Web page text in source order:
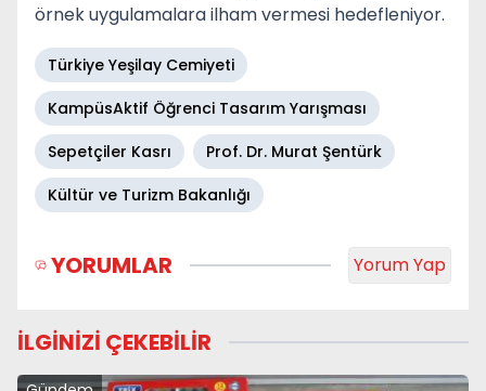
örnek uygulamalara ilham vermesi hedefleniyor.
Türkiye Yeşilay Cemiyeti
KampüsAktif Öğrenci Tasarım Yarışması
Sepetçiler Kasrı
Prof. Dr. Murat Şentürk
Kültür ve Turizm Bakanlığı
YORUMLAR Yorum Yap
İLGİNİZİ ÇEKEBİLİR